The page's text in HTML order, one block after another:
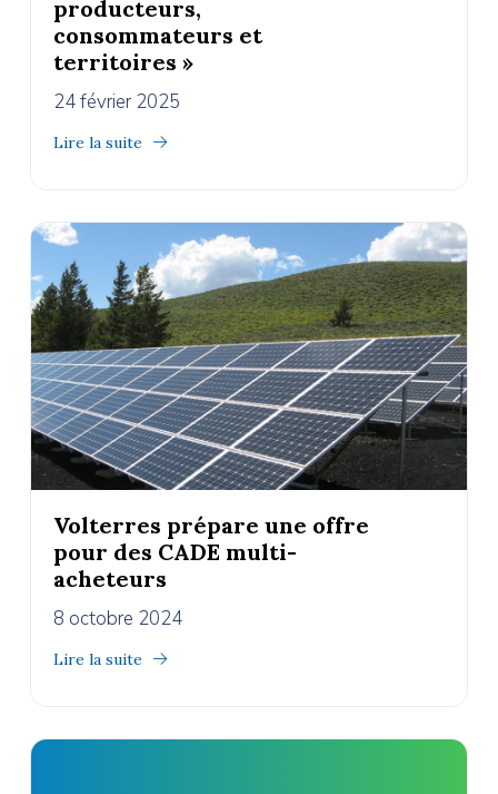
producteurs,
consommateurs et
territoires »
24 février 2025
Lire la suite
Volterres prépare une offre
pour des CADE multi-
acheteurs
8 octobre 2024
Lire la suite